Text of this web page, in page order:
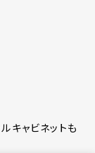
キャビネットも